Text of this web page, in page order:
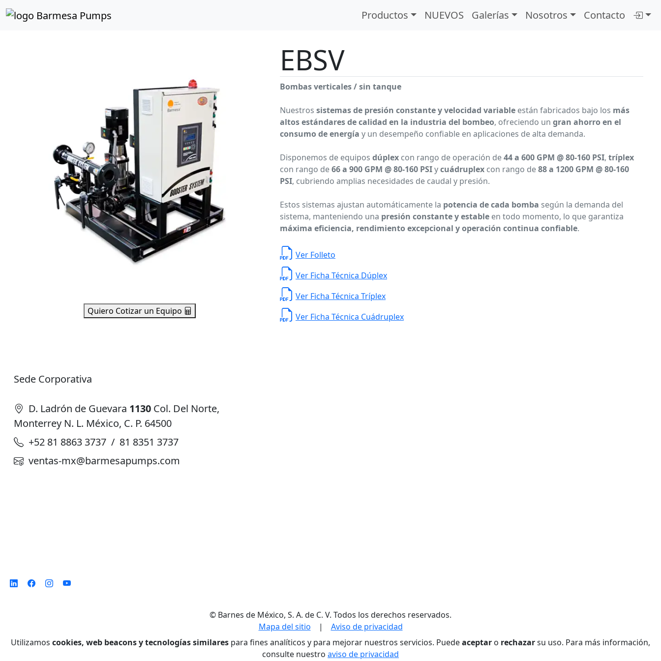
Productos NUEVOS Galerías Nosotros Contacto
Inicio Catálogo de Productos
Quiero Cotizar un Equipo
EBSV
Bombas verticales / sin tanque
Nuestros sistemas de presión constante y velocidad variable están fabricados bajo los más
altos estándares de calidad en la industria del bombeo, ofreciendo un gran ahorro en el
consumo de energía y un desempeño confiable en aplicaciones de alta demanda.
Disponemos de equipos dúplex con rango de operación de44 a 600 GPM @ 80-160 PSI, tríplex
con rango de66 a 900 GPM @ 80-160 PSIycuádruplex con rango de88 a 1200 GPM @ 80-160
PSI, cubriendo amplias necesidades de caudal y presión.
Estos sistemas ajustan automáticamente la potencia de cada bomba según la demanda del
sistema, manteniendo una presión constante y estable en todo momento, lo que garantiza
máxima eficiencia, rendimiento excepcional y operación continua confiable.
Ver Folleto
Ver Ficha Técnica Dúplex
Ver Ficha Técnica Tríplex
Ver Ficha Técnica Cuádruplex
Sede Corporativa
D. Ladrón de Guevara 1130 Col. Del Norte,
Monterrey N. L. México, C. P. 64500
+52 81 8863 3737 / 81 8351 3737
ventas-mx@barmesapumps.com
© Barnes de México, S. A. de C. V. Todos los derechos reservados.
Mapa del sitio | Aviso de privacidad
Utilizamos cookies, web beacons y tecnologías similares para fines analíticos y para mejorar nuestros servicios. Puedeaceptar o rechazarsu uso. Para más información,
consulte nuestro aviso de privacidad